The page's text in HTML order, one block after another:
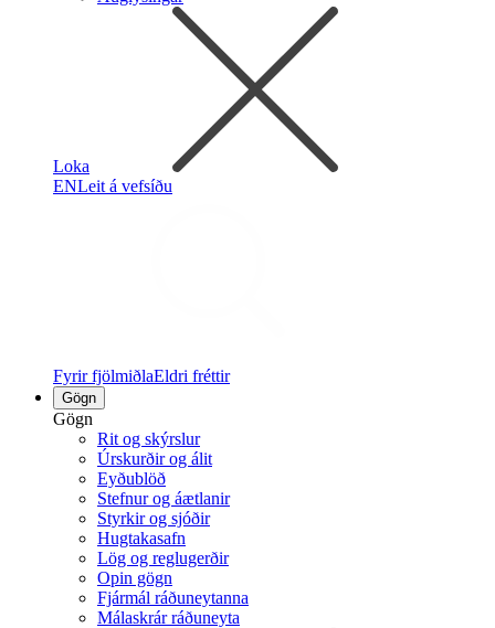
Loka
ENLeit á vefsíðu
Fyrir fjölmiðlaEldri fréttir
Gögn
Gögn
Rit og skýrslur
Úrskurðir og álit
Eyðublöð
Stefnur og áætlanir
Styrkir og sjóðir
Hugtakasafn
Lög og reglugerðir
Opin gögn
Fjármál ráðuneytanna
Málaskrár ráðuneyta